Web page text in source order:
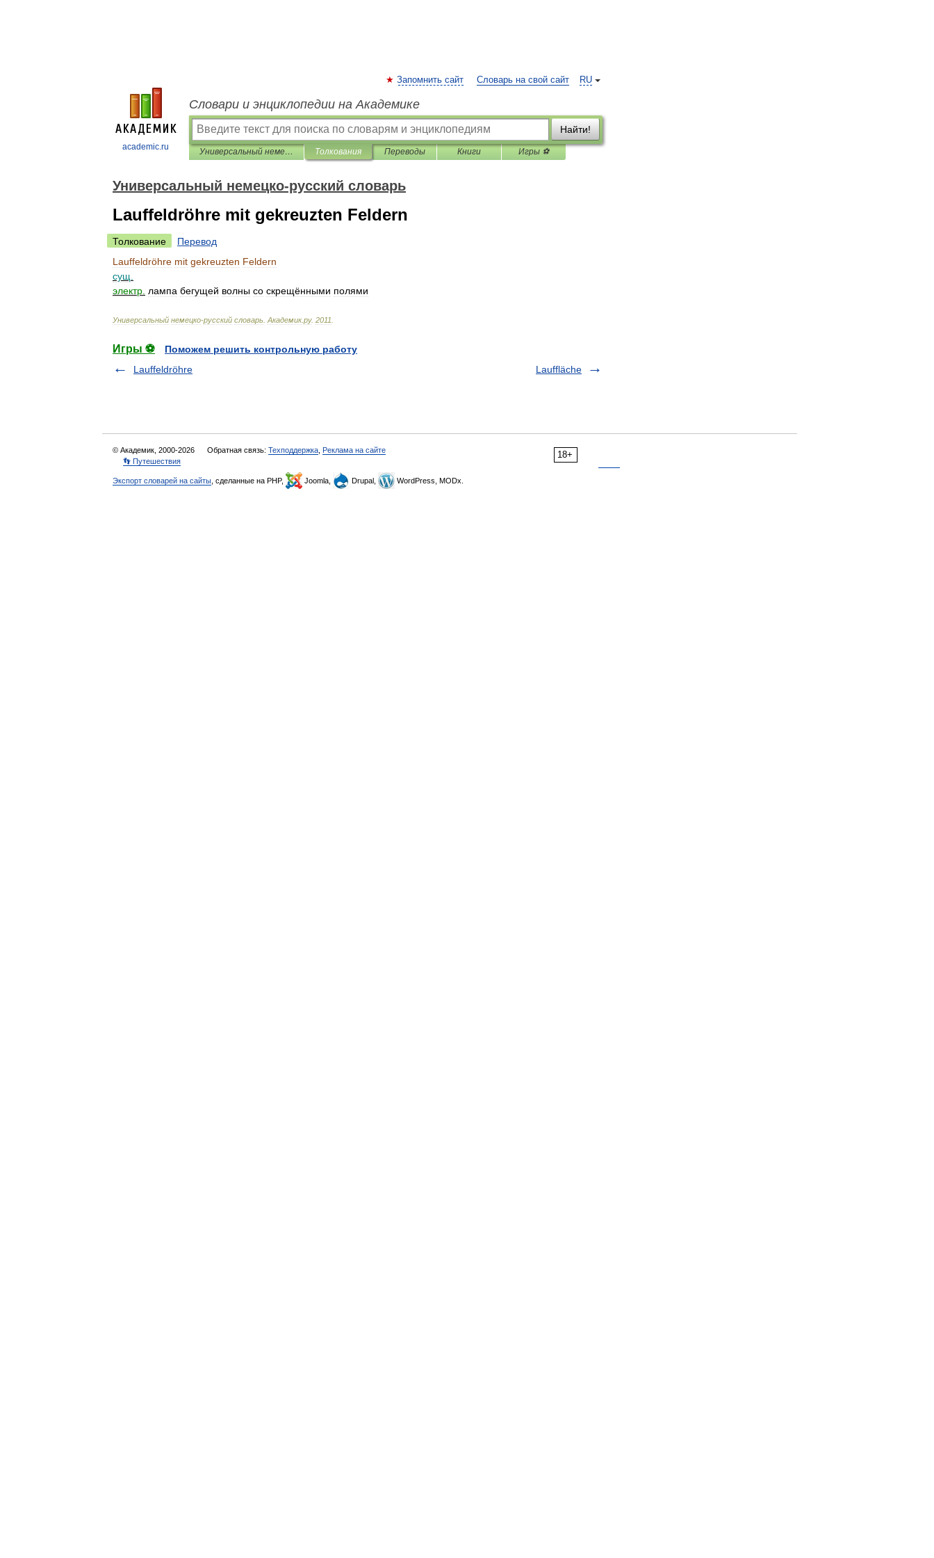
academic.ru
RU
Запомнить сайт Словарь на свой сайт
Словари и энциклопедии на Академике
Найти!
Универсальный немецко-русский словарь Толкования Переводы Книги Игры ⚽
Универсальный немецко-русский словарь
Lauffeldröhre mit gekreuzten Feldern
Толкование
Перевод
Lauffeldröhre mit gekreuzten Feldern
сущ
электр лампа бегущей волны со скрещёнными полями
Универсальный немецко-русский словарь Академик.ру. 2011
Игры ⚽
Поможем решить контрольную работу
Lauffeldröhre
Lauffläche
18+
© Академик, 2000-2026 Обратная связь: Техподдержка Реклама на сайте
👣 Путешествия
Экспорт словарей на сайты , сделанные на PHP, Joomla, Drupal, WordPress, MODx.